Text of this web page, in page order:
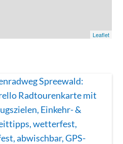
Leaflet
Spreewald:
Radtourenkarte mit
Einkehr- &
wetterfest,
abwischbar, GPS-